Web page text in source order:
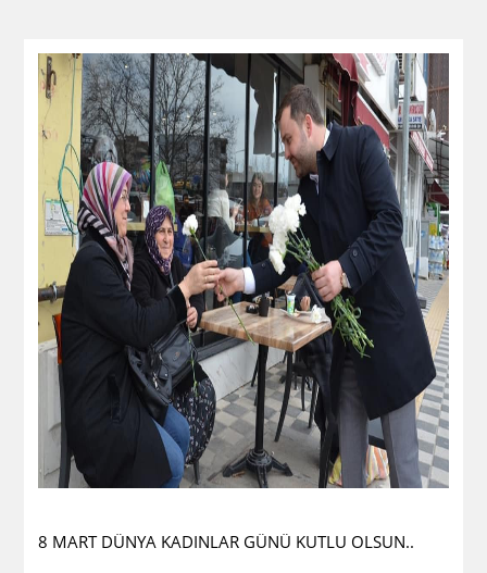
8 MART DÜNYA KADINLAR GÜNÜ KUTLU OLSUN..